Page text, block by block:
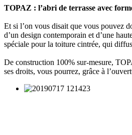
TOPAZ : l’abri de terrasse avec
Et si l’on vous disait que vous pouvez
d’un design contemporain et d’une
spéciale pour la toiture cintrée, qui
De construction 100% sur-mesure,
ses droits, vous pourrez, grâce à